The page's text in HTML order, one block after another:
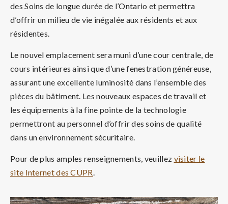
des Soins de longue durée de l’Ontario et permettra
d’offrir un milieu de vie inégalée aux résidents et aux
résidentes.
Le nouvel emplacement sera muni d’une cour centrale, de
cours intérieures ainsi que d’une fenestration généreuse,
assurant une excellente luminosité dans l’ensemble des
pièces du bâtiment. Les nouveaux espaces de travail et
les équipements à la fine pointe de la technologie
permettront au personnel d’offrir des soins de qualité
dans un environnement sécuritaire.
Pour de plus amples renseignements, veuillez visiter le
site Internet des CUPR.